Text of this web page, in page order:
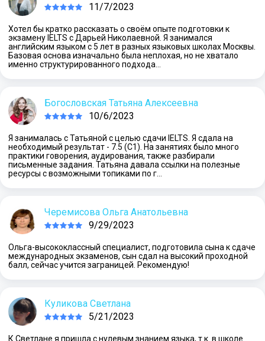
11/7/2023
Хотел бы кратко рассказать о своём опыте подготовки к
экзамену IELTS с Дарьей Николаевной. Я занимался
английским языком с 5 лет в разных языковых школах Москвы.
Базовая основа изначально была неплохая, но не хватало
именно структурированного подхода…
Богословская Татьяна Алексеевна
10/6/2023
Я занималась с Татьяной с целью сдачи IELTS. Я сдала на
необходимый результат - 7.5 (С1). На занятиях было много
практики говорения, аудирования, также разбирали
письменные задания. Татьяна давала ссылки на полезные
ресурсы с возможными топиками по г…
Черемисова Ольга Анатольевна
9/29/2023
Ольга-высококлассный специалист, подготовила сына к сдаче
международных экзаменов, сын сдал на высокий проходной
балл, сейчас учится заграницей. Рекомендую!
Куликова Светлана
5/21/2023
К Светлане я пришла с нулевым знанием языка, т.к. в школе